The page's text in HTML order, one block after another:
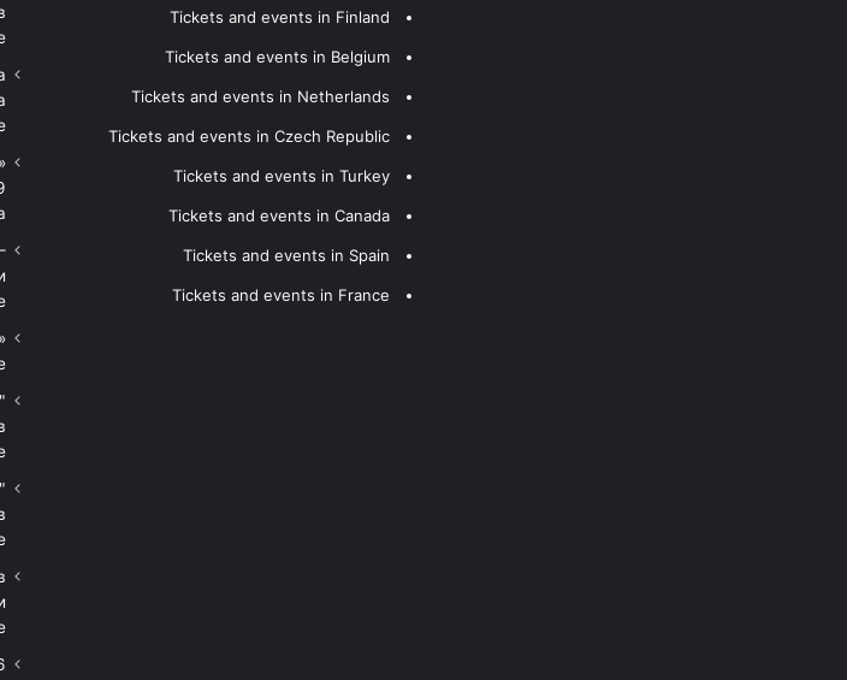
Tickets and events in Finland
Tickets and events in Belgium
Tickets and events in Netherlands
Tickets and events in Czech Republic
Tickets and events in Turkey
Tickets and events in Canada
Tickets and events in Spain
Tickets and events in France